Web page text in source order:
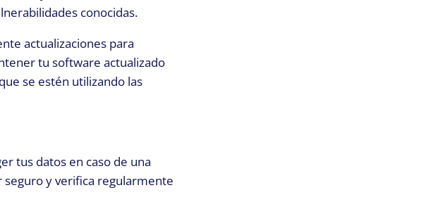
conocidas.
actualizaciones para
tu software actualizado
se estén utilizando las
tus datos en caso de una
seguro y verifica regularmente